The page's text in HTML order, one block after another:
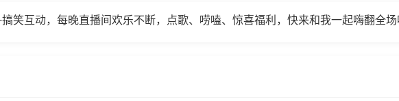
笑互动，每晚直播间欢乐不断，点歌、唠嗑、惊喜福利，快来和我一起嗨翻全